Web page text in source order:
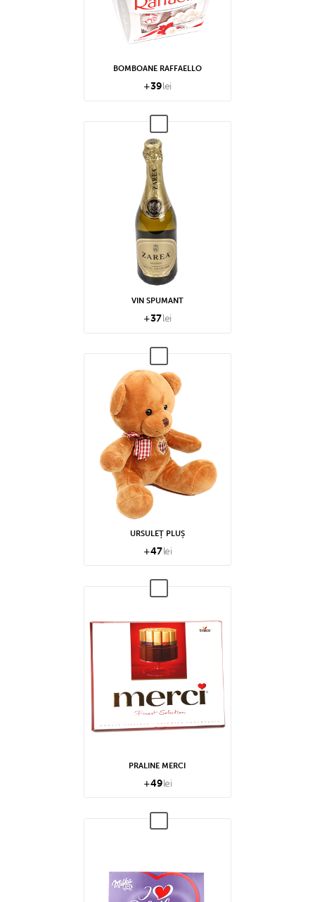
BOMBOANE RAFFAELLO
+39lei
VIN SPUMANT
+37lei
URSULEȚ PLUȘ
+47lei
PRALINE MERCI
+49lei